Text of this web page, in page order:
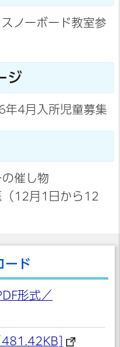
ノーボード教室参
ジ
年4月入所児童募集
催し物
（12月1日から12
ード
形式／